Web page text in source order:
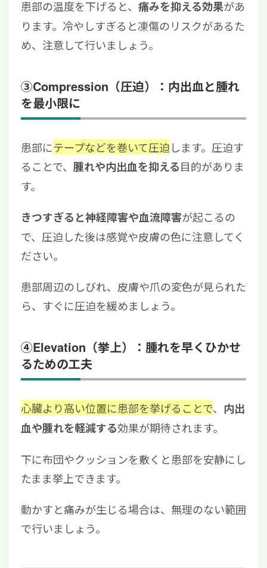
患部の温度を下げると、 痛みを抑える効果があ
ります。冷やしすぎると凍傷のリスクがあるた
め、注意して行いましょう。
③Compression（圧迫）：内出血と腫れ
を最小限に
患部にテープなどを巻いて圧迫します。圧迫す
ることで、 腫れや内出血を抑える目的がありま
す。
きつすぎると神経障害や血流障害が起こるの
で、圧迫した後は感覚や皮膚の色に注意してく
ださい。
患部周辺のしびれ、皮膚や爪の変色が見られた
ら、すぐに圧迫を緩めましょう。
④Elevation（挙上）：腫れを早くひかせ
るための工夫
心臓より高い位置に患部を挙げることで、 内出
血や腫れを軽減する効果が期待されます。
下に布団やクッションを敷くと患部を安静にし
たまま挙上できます。
動かすと痛みが生じる場合は、無理のない範囲
で行いましょう。